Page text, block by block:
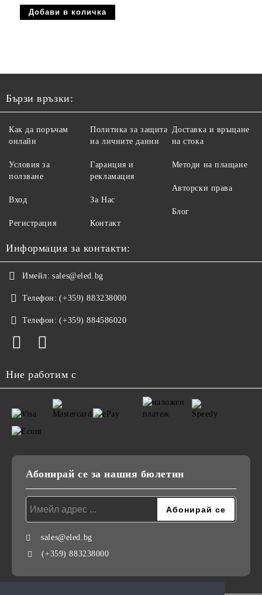
Бързи връзки:
Как да поръчам
онлайн
Условия за
ползване
Вход
Регистрация
Политика за защита
на личните данни
Гаранция и
рекламация
За Нас
Контакт
Доставка и връщане
на стока
Методи на плащане
Авторски права
Блог
Информация за контакти:
Имейл: sales@eled.bg
Телефон: (+359) 883238000
Телефон: (+359) 884586020
Ние работим с
Абонирай се за нашия бюлетин
sales@eled.bg
(+359) 883238000